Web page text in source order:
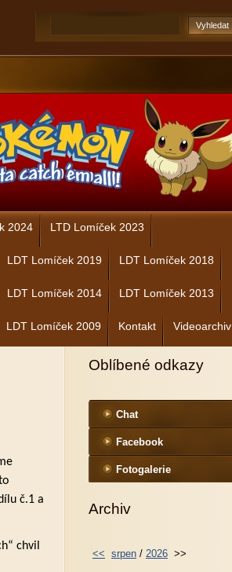
2024 LTD Lomíček 2023
LDT Lomíček 2019 LDT Lomíček 2018
LDT Lomíček 2014 LDT Lomíček 2013
LDT Lomíček 2009 Kontakt Videoarchiv
č.1 a
chvil
Oblíbené odkazy
Chat
Facebook
Fotogalerie
Archiv
<< srpen / 2026 >>